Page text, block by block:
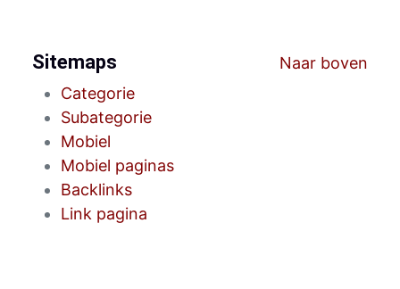
Naar boven
Sitemaps
Categorie
Subategorie
Mobiel
Mobiel paginas
Backlinks
Link pagina